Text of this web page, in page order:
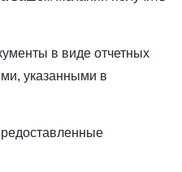
в виде отчетных
указанными в